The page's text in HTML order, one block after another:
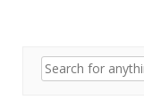
Search